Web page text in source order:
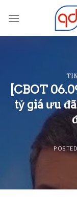
[CBOT
tỷ giá ưu